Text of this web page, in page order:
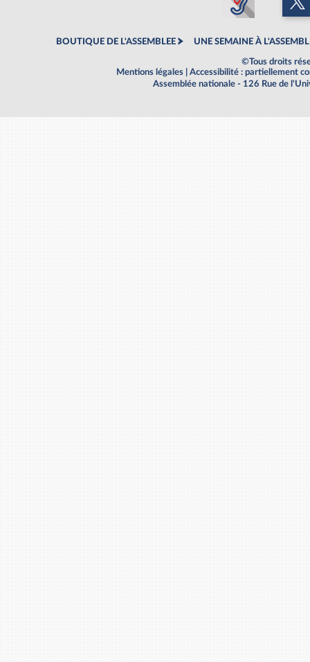
BOUTIQUE DE L'ASSEMBLEE UNE SEMAINE À
©Tous droits
Mentions légales
Accessibilité : partiellement
Assemblée nationale - 126 Rue de